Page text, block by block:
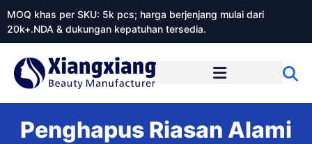
MOQ khas per SKU: 5k pcs; harga berjenjang mulai dari
20k+.NDA & dukungan kepatuhan tersedia.
Penghapus Riasan Alami